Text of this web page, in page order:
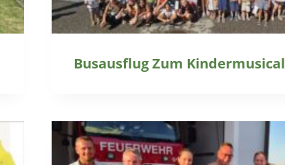
Busausflug Zum Kindermusical